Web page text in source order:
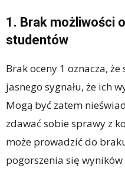
1. Brak możliwości
studentów
Brak oceny 1 oznacza,
jasnego sygnału, że ich
Mogą być zatem
zdawać sobie sprawy z
może prowadzić do
pogorszenia się wyników